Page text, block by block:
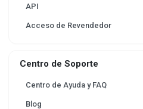
API
Acceso de Revendedor
Centro de Soporte
Centro de Ayuda y FAQ
Blog